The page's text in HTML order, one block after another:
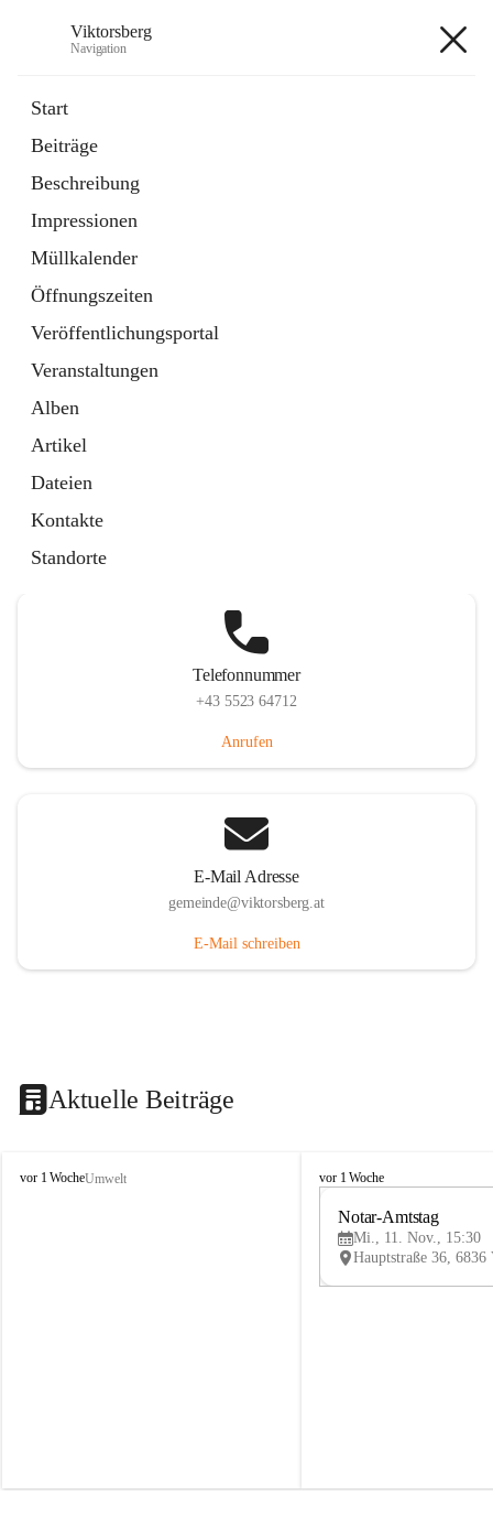
Viktorsberg
Navigation
Start
Beiträge
Beschreibung
Impressionen
Müllkalender
Öffnungszeiten
Veröffentlichungsportal
Veranstaltungen
Alben
Artikel
Dateien
Kontakte
Standorte
1 Schnellzugriff
Bürgerservice
10 Schnellzugriffe
Telefonnummer
+43 5523 64712
Anrufen
E-Mail Adresse
gemeinde@viktorsberg.at
E-Mail schreiben
Aktuelle Beiträge
V
vor 1 WocheUmwelt
V
vor 1 Woche
Notar-Amtstag
Mi., 11. Nov., 15:30